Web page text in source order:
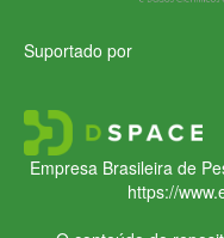
Suportado por
Empresa Brasileira de
https://